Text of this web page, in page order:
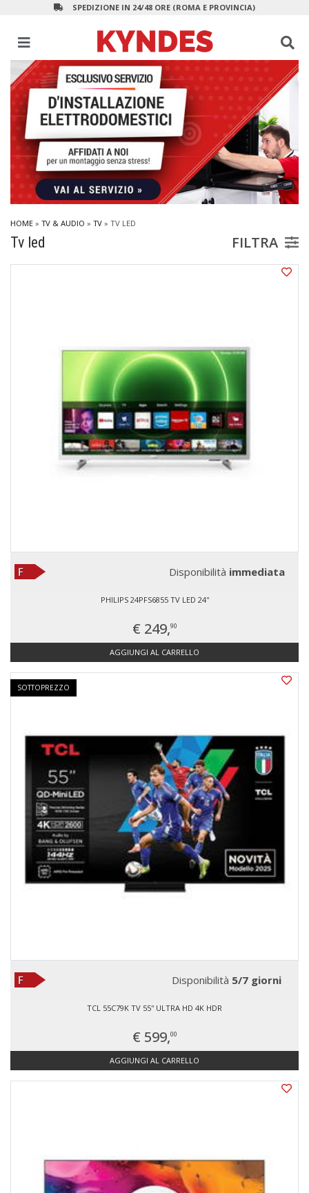
SPEDIZIONE IN 24/48 ORE (ROMA E PROVINCIA)
HOME » TV & AUDIO » TV » TV LED
Tv led FILTRA
Disponibilità immediata
PHILIPS 24PFS6855 TV LED 24''
€ 249,90
AGGIUNGI AL CARRELLO
SOTTOPREZZO
Disponibilità 5/7 giorni
TCL 55C79K TV 55'' ULTRA HD 4K HDR
€ 599,00
AGGIUNGI AL CARRELLO